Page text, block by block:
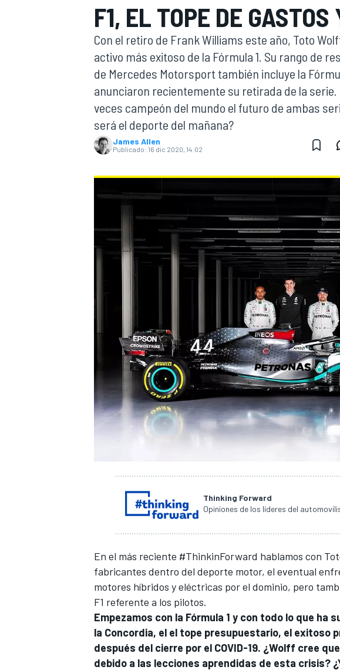
FÓRMULA E MOTO
NASCARINDYCARSPORTSCARRALLYTURISMO
MÁS
F1, EL TOPE DE GASTOS
Con el retiro de Frank Williams este año, Toto
activo más exitoso de la Fórmula 1. Su rango de
de Mercedes Motorsport también incluye la
anunciaron recientemente su retirada de la
veces campeón del mundo el futuro de ambas
será el deporte del mañana?
James Allen
Publicado: 16 dic 2020, 14:02
Thinking Forward
Opiniones de los líderes del
En el más reciente #ThinkinForward hablamos con
fabricantes dentro del deporte motor, el eventual
motores híbridos y eléctricas por el dominio, pero
F1 referente a los pilotos.
Empezamos con la Fórmula 1 y con todo lo que ha
la Concordia, el el tope presupuestario, el exitoso
después del cierre por el COVID-19. ¿Wolff cree
debido a las lecciones aprendidas de esta crisis?